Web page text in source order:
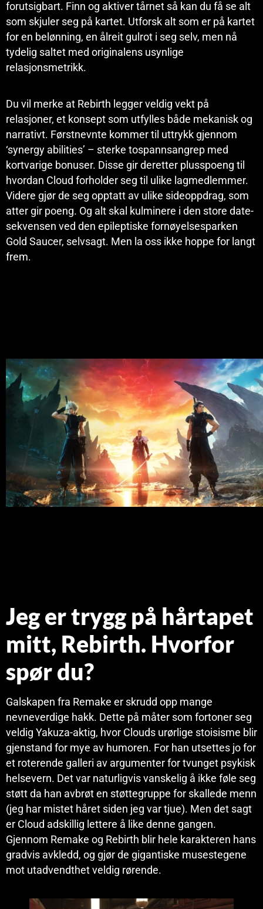
forutsigbart. Finn og aktiver tårnet så kan du få se alt
som skjuler seg på kartet. Utforsk alt som er på kartet
for en belønning, en ålreit gulrot i seg selv, men nå
tydelig saltet med originalens usynlige
relasjonsmetrikk.
Du vil merke at Rebirth legger veldig vekt på
relasjoner, et konsept som utfylles både mekanisk og
narrativt. Førstnevnte kommer til uttrykk gjennom
‘synergy abilities’ – sterke tospannsangrep med
kortvarige bonuser. Disse gir deretter plusspoeng til
hvordan Cloud forholder seg til ulike lagmedlemmer.
Videre gjør de seg opptatt av ulike sideoppdrag, som
atter gir poeng. Og alt skal kulminere i den store date-
sekvensen ved den epileptiske fornøyelsesparken
Gold Saucer, selvsagt. Men la oss ikke hoppe for langt
frem.
Jeg er trygg på hårtapet
mitt, Rebirth. Hvorfor
spør du?
Galskapen fra Remake er skrudd opp mange
nevneverdige hakk. Dette på måter som fortoner seg
veldig Yakuza-aktig, hvor Clouds urørlige stoisisme blir
gjenstand for mye av humoren. For han utsettes jo for
et roterende galleri av argumenter for tvunget psykisk
helsevern. Det var naturligvis vanskelig å ikke føle seg
støtt da han avbrøt en støttegruppe for skallede menn
(jeg har mistet håret siden jeg var tjue). Men det sagt
er Cloud adskillig lettere å like denne gangen.
Gjennom Remake og Rebirth blir hele karakteren hans
gradvis avkledd, og gjør de gigantiske musestegene
mot utadvendthet veldig rørende.